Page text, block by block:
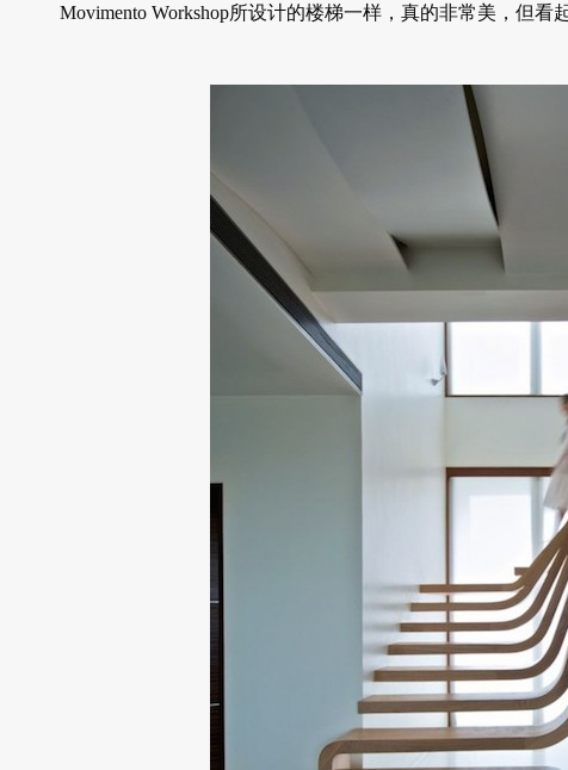
Movimento Workshop所设计的楼梯一样，真的非常美，但看